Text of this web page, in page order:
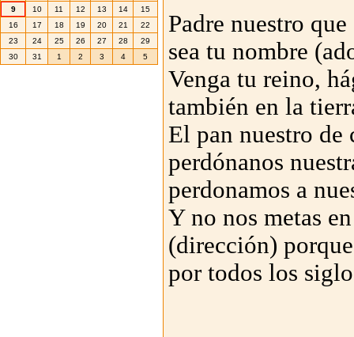
Padre nuestro
sea tu nombre
Venga tu reino,
también en la
El pan nuestro
perdónanos
perdonamos a
Y no nos metas
(dirección)
por todos los
9
10 11 12 13 14
15
16
17 18 19 20 21
22
23
24 25 26 27 28
29
30
31 1 2 3 4 5